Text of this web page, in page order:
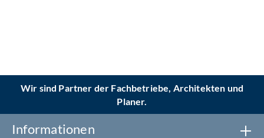
Wir sind Partner der Fachbetriebe, Architekten und
Planer.
Informationen